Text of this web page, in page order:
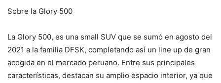
Sobre la Glory 500
La Glory 500, es una small SUV que se sumó en agosto del
2021 a la familia DFSK, completando así un line up de gran
acogida en el mercado peruano. Entre sus principales
características, destacan su amplio espacio interior, ya que